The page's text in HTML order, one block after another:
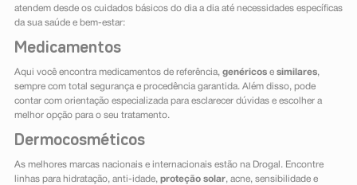
atendem desde os cuidados básicos do dia a dia até necessidades específicas
da sua saúde e bem-estar:
Medicamentos
Aqui você encontra medicamentos de referência, genéricose similares,
sempre com total segurança e procedência garantida. Além disso, pode
contar com orientação especializada para esclarecer dúvidas e escolher a
melhor opção para o seu tratamento.
Dermocosméticos
As melhores marcas nacionais e internacionais estão na Drogal. Encontre
linhas para hidratação, anti-idade, proteção solar, acne, sensibilidade e